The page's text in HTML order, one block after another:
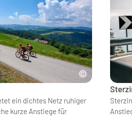
ein dichtes Netz ruhiger
kurze Anstiege für